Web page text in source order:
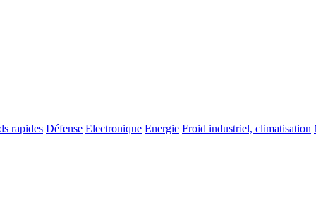
rapides Défense Electronique Energie Froid industriel, climatisation